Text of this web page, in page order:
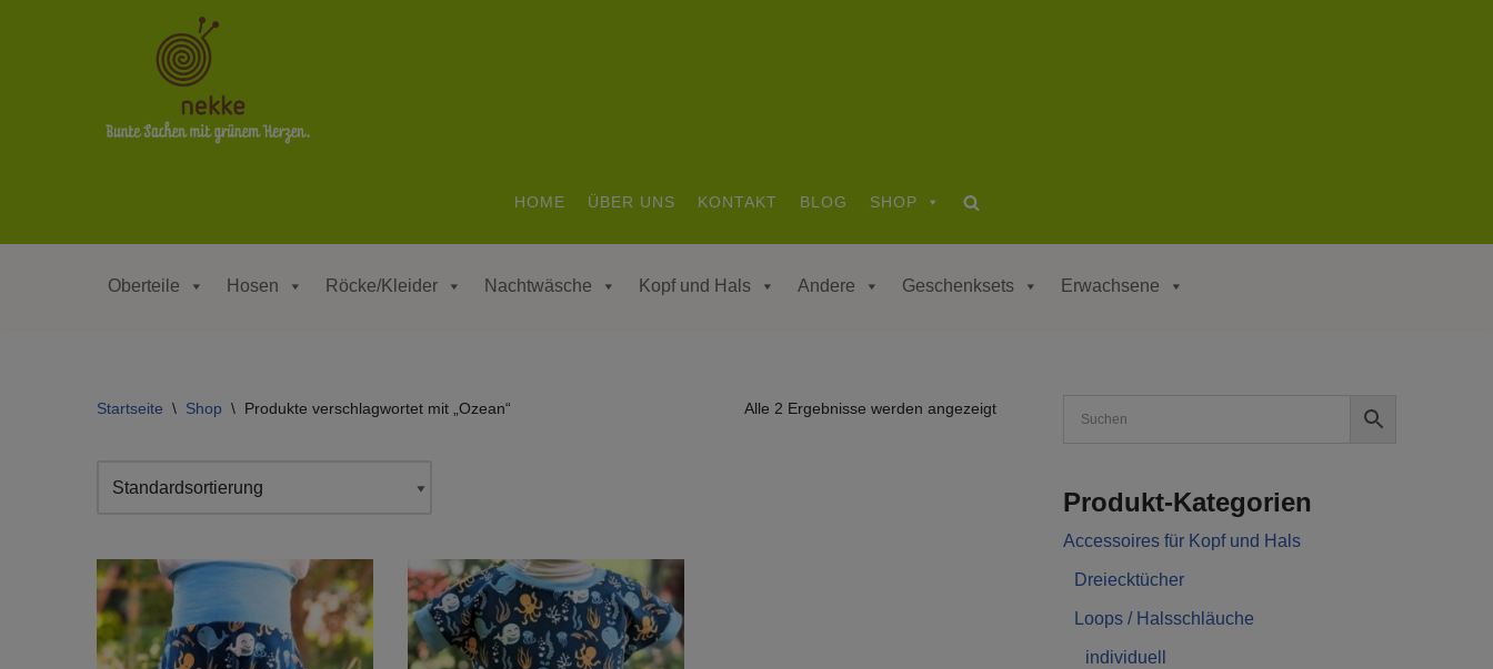
HOME ÜBER UNS KONTAKT BLOG SHOP
Oberteile Hosen Röcke/Kleider Nachtwäsche Kopf und Hals Andere Geschenksets Erwachsene
Startseite \ Shop \ Produkte verschlagwortet mit „Ozean“ Alle 2 Ergebnisse werden angezeigt
Produkt-Kategorien
Accessoires für Kopf und Hals
Dreiecktücher
Loops / Halsschläuche
individuell